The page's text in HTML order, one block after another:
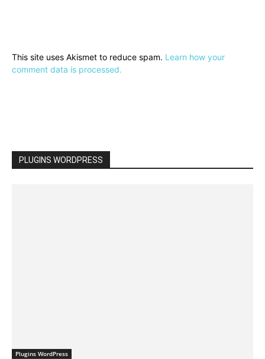
This site uses Akismet to reduce spam. Learn how your
comment data is processed.
PLUGINS WORDPRESS
Plugins WordPress